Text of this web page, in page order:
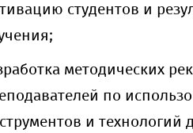
студентов и
методических
по
и